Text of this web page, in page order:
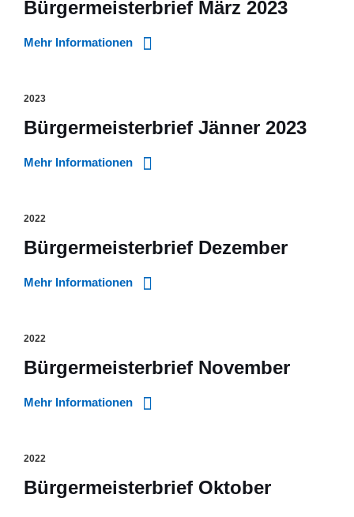
Bürgermeisterbrief März 2023
Mehr Informationen
2023
Bürgermeisterbrief Jänner 2023
Mehr Informationen
2022
Bürgermeisterbrief Dezember
Mehr Informationen
2022
Bürgermeisterbrief November
Mehr Informationen
2022
Bürgermeisterbrief Oktober